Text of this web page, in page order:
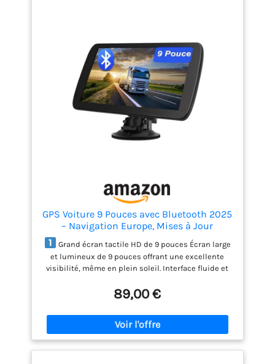
plus sereinement avec des informations précises
et en temps réel.
Guidage vocal intelligent et
multilingue Instructions vocales claires en français
(et autres langues disponibles), avec annonce des
noms de rues, alertes de virage et distance.
Conduite plus sûre sans quitter la route des yeux.
Conçu pour voiture, camion et camping-car
Plusieurs modes de navigation selon le type de
véhicule : poids lourd, utilitaire, camping-car ou
GPS Voiture 9 Pouces avec Bluetooth 2025
– Navigation Europe, Mises à Jour
Gratuites, Alerte de Vitesse, Guidage Vocal,
Compatible Camion & Camping-Car
Grand écran tactile HD de 9 pouces Écran large
et lumineux de 9 pouces offrant une excellente
visibilité, même en plein soleil. Interface fluide et
des instructions de conduite.
Bluetooth pour passer et recevoir des appels en
toute sécurité sans quitter la route des yeux.
Connexion stable avec votre smartphone pour une
conduite plus pratique et sûre.
Cartes d’Europe
89,00 €